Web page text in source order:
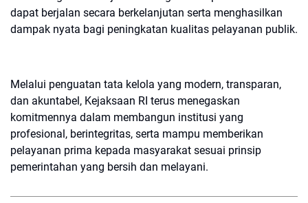
dapat berjalan secara berkelanjutan serta menghasilkan
dampak nyata bagi peningkatan kualitas pelayanan publik.
Melalui penguatan tata kelola yang modern, transparan,
dan akuntabel, Kejaksaan RI terus menegaskan
komitmennya dalam membangun institusi yang
profesional, berintegritas, serta mampu memberikan
pelayanan prima kepada masyarakat sesuai prinsip
pemerintahan yang bersih dan melayani.